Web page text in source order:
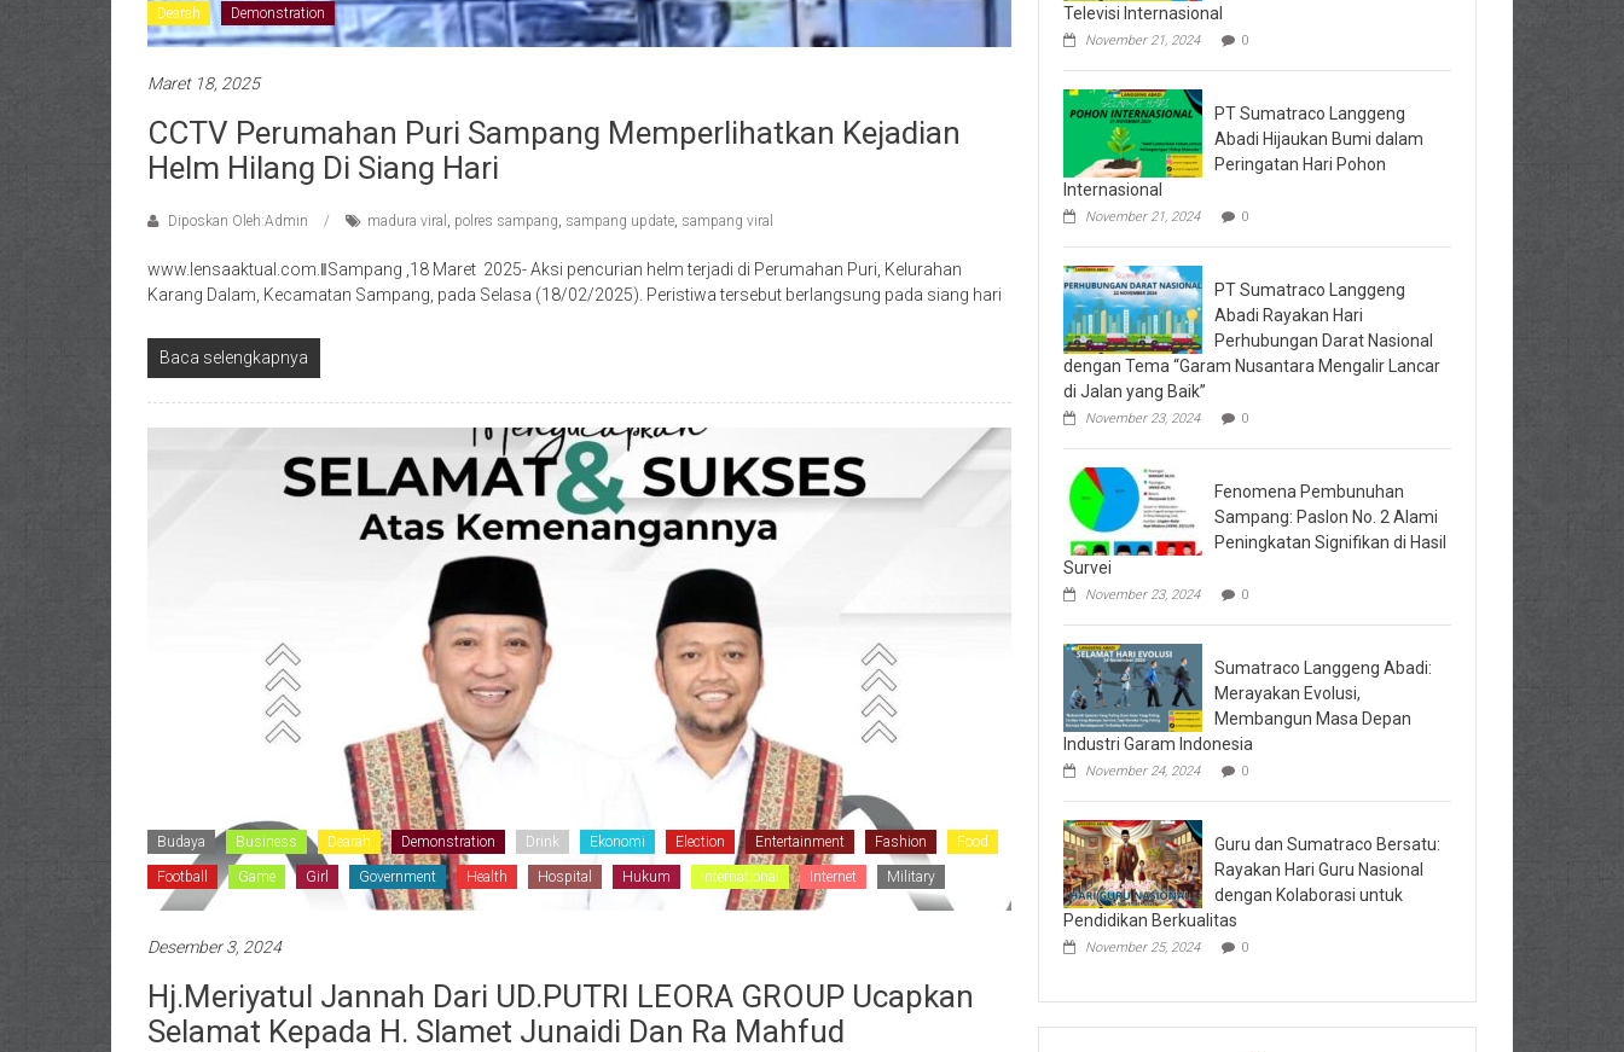
Dearah Demonstration
Maret 18, 2025
CCTV Perumahan Puri Sampang Memperlihatkan Kejadian
Helm Hilang Di Siang Hari
Diposkan Oleh:Admin madura viral , polres sampang, sampang update, sampang viral
www.lensaaktual.com.ǁSampang ,18 Maret 2025- Aksi pencurian helm terjadi di Perumahan Puri, Kelurahan
Karang Dalam, Kecamatan Sampang, pada Selasa (18/02/2025). Peristiwa tersebut berlangsung pada siang hari
Baca selengkapnya
Budaya Business Dearah Demonstration Drink Ekonomi Election Entertainment Fashion Food
Football Game Girl Government Health Hospital Hukum International Internet Military
Desember 3, 2024
Hj.Meriyatul Jannah Dari UD.PUTRI LEORA GROUP Ucapkan
Selamat Kepada H. Slamet Junaidi Dan Ra Mahfud
Televisi Internasional
November 21, 2024 0
PT Sumatraco Langgeng
Abadi Hijaukan Bumi dalam
Peringatan Hari Pohon
Internasional
November 21, 2024 0
PT Sumatraco Langgeng
Abadi Rayakan Hari
Perhubungan Darat Nasional
dengan Tema “Garam Nusantara Mengalir Lancar
di Jalan yang Baik”
November 23, 2024 0
Fenomena Pembunuhan
Sampang: Paslon No. 2 Alami
Peningkatan Signifikan di Hasil
Survei
November 23, 2024 0
Sumatraco Langgeng Abadi:
Merayakan Evolusi,
Membangun Masa Depan
Industri Garam Indonesia
November 24, 2024 0
Guru dan Sumatraco Bersatu:
Rayakan Hari Guru Nasional
dengan Kolaborasi untuk
Pendidikan Berkualitas
November 25, 2024 0